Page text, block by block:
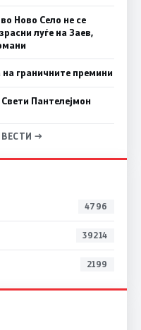
Ново Село не се
луѓе на Заев,
граничните премини
Пантелејмон
→
4796
39214
2199